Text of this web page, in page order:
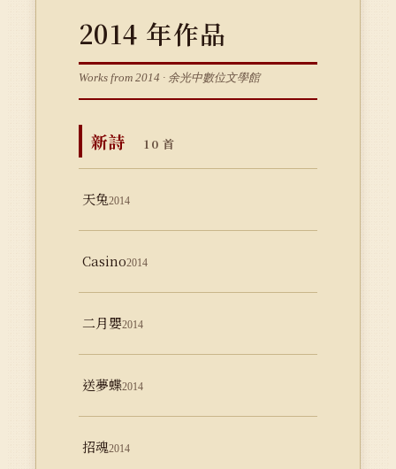
2014 年作品
Works from 2014 · 余光中數位文學館
新詩 10 首
天兔2014
Casino2014
二月嬰2014
送夢蝶2014
招魂2014